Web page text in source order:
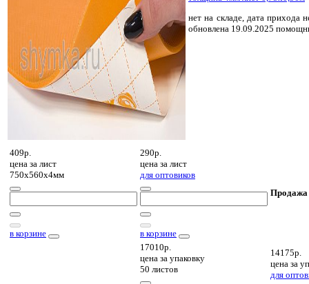
нет на складе, дата прихода
обновлена 19.09.2025
409р.
цена за лист
750х560х4мм
в корзине
290р.
цена за лист
для оптовиков
в корзине
Продажа
17010р.
цена за упаковку
50 листов
14175р.
цена за
для